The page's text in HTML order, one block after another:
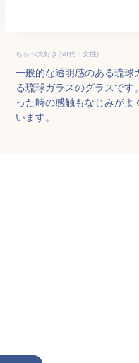
ちゃぺ大好き(50代・女性)
一般的な透明感のある琉球
る琉球ガラスのグラスで
った時の感触もなじみが
います。